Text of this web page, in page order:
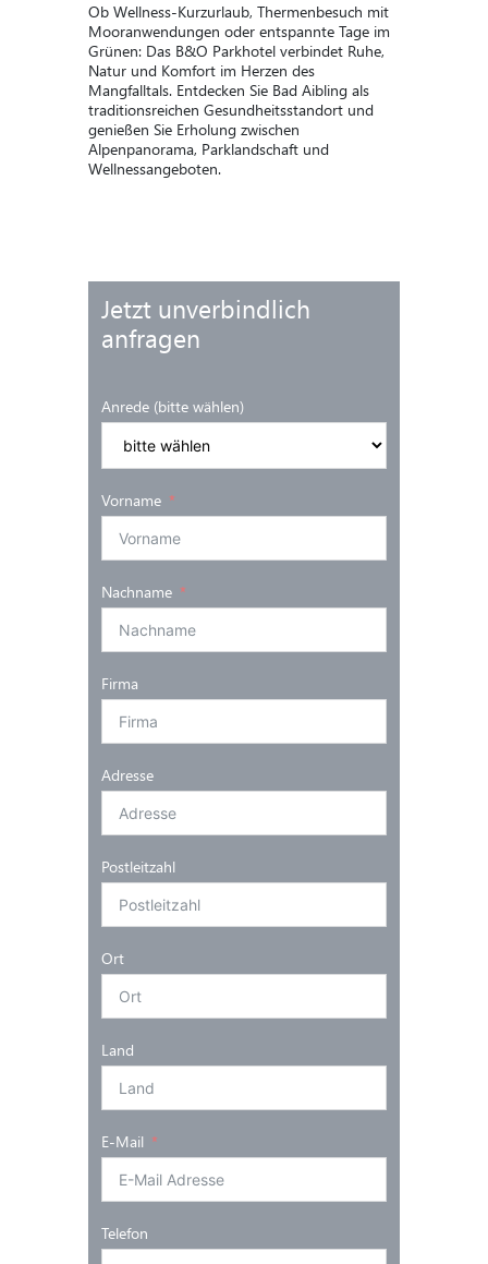
Ob Wellness-Kurzurlaub, Thermenbesuch mit
Mooranwendungen oder entspannte Tage im
Grünen: Das B&O Parkhotel verbindet Ruhe,
Natur und Komfort im Herzen des
Mangfalltals. Entdecken Sie Bad Aibling als
traditionsreichen Gesundheitsstandort und
genießen Sie Erholung zwischen
Alpenpanorama, Parklandschaft und
Wellnessangeboten.
Jetzt unverbindlich
anfragen
Anrede (bitte wählen)
Vorname
Nachname
Firma
Adresse
Postleitzahl
Ort
Land
E-Mail
Telefon